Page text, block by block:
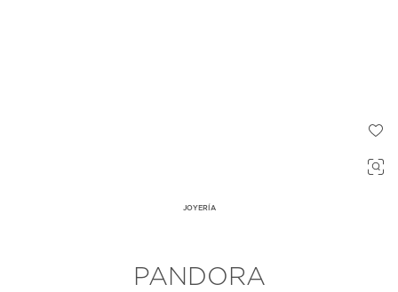
JOYERÍA
PANDORA